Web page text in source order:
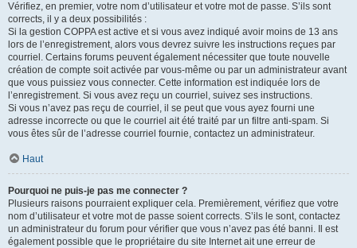
Vérifiez, en premier, votre nom d’utilisateur et votre mot de passe. S’ils sont
corrects, il y a deux possibilités :
Si la gestion COPPA est active et si vous avez indiqué avoir moins de 13 ans
lors de l’enregistrement, alors vous devrez suivre les instructions reçues par
courriel. Certains forums peuvent également nécessiter que toute nouvelle
création de compte soit activée par vous-même ou par un administrateur avant
que vous puissiez vous connecter. Cette information est indiquée lors de
l’enregistrement. Si vous avez reçu un courriel, suivez ses instructions.
Si vous n’avez pas reçu de courriel, il se peut que vous ayez fourni une
adresse incorrecte ou que le courriel ait été traité par un filtre anti-spam. Si
vous êtes sûr de l’adresse courriel fournie, contactez un administrateur.
Haut
Pourquoi ne puis-je pas me connecter ?
Plusieurs raisons pourraient expliquer cela. Premièrement, vérifiez que votre
nom d’utilisateur et votre mot de passe soient corrects. S’ils le sont, contactez
un administrateur du forum pour vérifier que vous n’avez pas été banni. Il est
également possible que le propriétaire du site Internet ait une erreur de